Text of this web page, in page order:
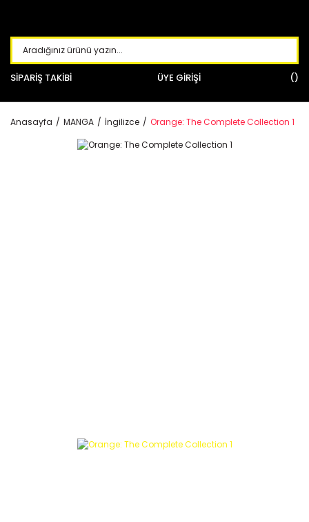
SİPARİŞ TAKİBİ ÜYE GİRİŞİ
Anasayfa MANGA İngilizce Orange: The Complete Collection 1